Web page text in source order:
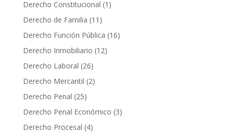
Derecho Constitucional (1)
Derecho de Familia (11)
Derecho Función Pública (16)
Derecho Inmobiliario (12)
Derecho Laboral (26)
Derecho Mercantil (2)
Derecho Penal (25)
Derecho Penal Económico (3)
Derecho Procesal (4)